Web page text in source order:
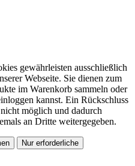
gewährleisten ausschließlich
Webseite. Sie dienen zum
im Warenkorb sammeln oder
kannst. Ein Rückschluss
möglich und dadurch
an Dritte weitergegeben.
Nur erforderliche